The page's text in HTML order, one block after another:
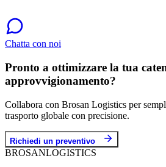
Chatta con noi
Pronto a ottimizzare la tua
approvvigionamento?
Collabora con Brosan Logistics per
trasporto globale con precisione.
Richiedi un preventivo
BROSANLOGISTICS